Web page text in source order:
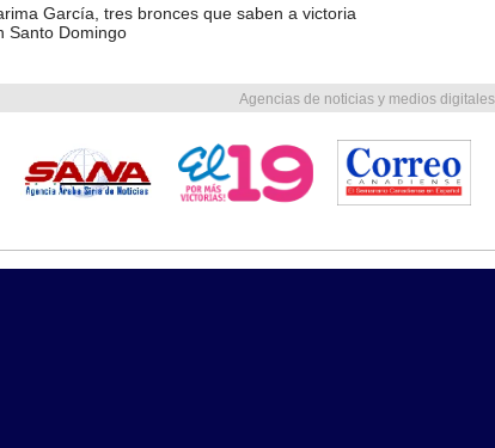
García, tres bronces que saben a victoria
Santo Domingo
Agencias de noticias y medios digitales